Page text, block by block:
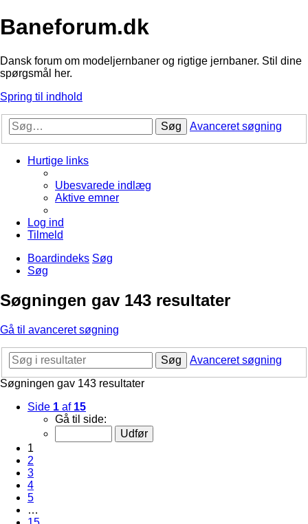
Baneforum.dk
Dansk forum om modeljernbaner og rigtige jernbaner. Stil dine
spørgsmål her.
Spring til indhold
Søg Avanceret søgning
Hurtige links
Ubesvarede indlæg
Aktive emner
Log ind
Tilmeld
Boardindeks Søg
Søg
Søgningen gav 143 resultater
Gå til avanceret søgning
Søg
Avanceret søgning
Søgningen gav 143 resultater
Side 1 af 15
Gå til side:
1
2
3
4
5
…